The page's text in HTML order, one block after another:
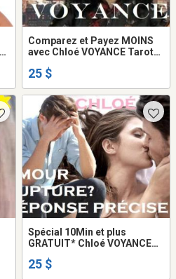
Comparez et Payez MOINS
avec Chloé VOYANCE Tarot
25 $
Spécial 10Min et plus
GRATUIT* Chloé VOYANCE
25 $